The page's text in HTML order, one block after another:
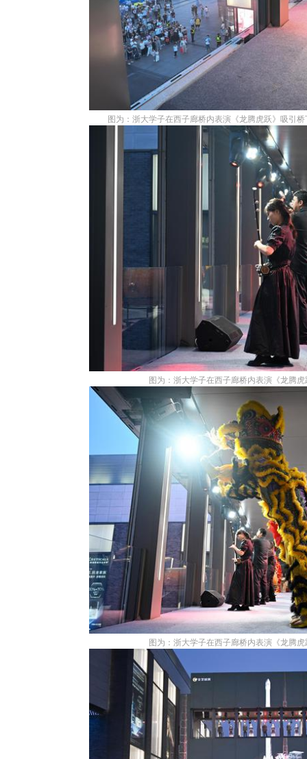
图为：浙大学子在西子廊桥内表演《龙腾虎跃》吸引
图为：浙大学子在西子廊桥内表演《龙腾
图为：浙大学子在西子廊桥内表演《龙腾